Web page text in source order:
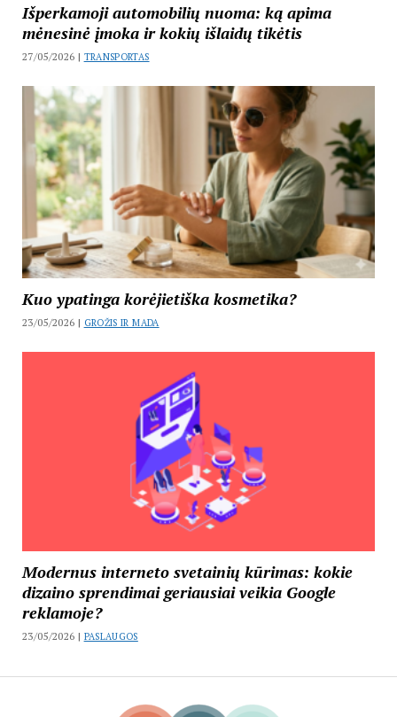
Išperkamoji automobilių nuoma: ką apima
mėnesinė įmoka ir kokių išlaidų tikėtis
27/05/2026 | TRANSPORTAS
Kuo ypatinga korėjietiška kosmetika?
23/05/2026 | GROŽIS IR MADA
Modernus interneto svetainių kūrimas: kokie
dizaino sprendimai geriausiai veikia Google
reklamoje?
23/05/2026 | PASLAUGOS